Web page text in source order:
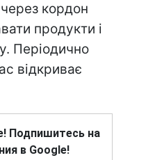
кордон
продукти і
Періодично
відкриває
Подпишитесь на
в Google!